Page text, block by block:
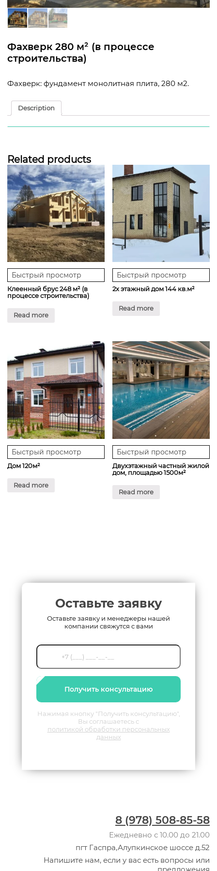
Фахверк 280 м² (в процессе
строительства)
Фахверк: фундамент монолитная плита, 280 м2.
Description
Related products
Быстрый просмотр
Клеенный брус 248 м² (в
процессе строительства)
Read more
Быстрый просмотр
2х этажный дом 144 кв.м²
Read more
Быстрый просмотр
Дом 120м²
Read more
Быстрый просмотр
Двухэтажный частный жилой
дом, площадью 1500м²
Read more
Оставьте заявку
Оставьте заявку и менеджеры нашей
компании свяжутся с вами
Получить консультацию
Нажимая кнопку "Получить консультацию",
Вы соглашаетесь с
политикой обработки персональных
данных
8 (978) 508-85-58
Ежедневно с 10.00 до 21.00
пгт Гаспра,Алупкинское шоссе д.52
Напишите нам, если у вас есть вопросы или